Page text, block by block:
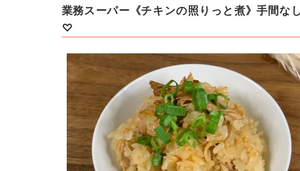
業務スーパー《チキンの照りっと煮》手間な
♡